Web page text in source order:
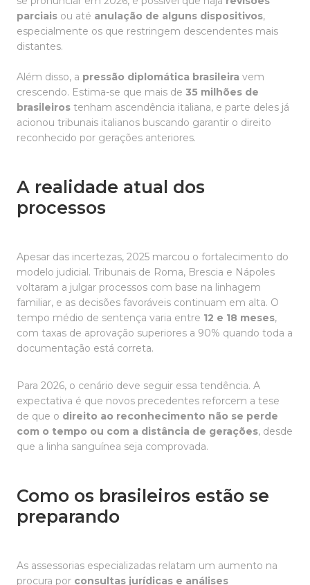
parciais ou até anulação de alguns dispositivos,
especialmente os que restringem descendentes mais
distantes.
Além disso, a pressão diplomática brasileira vem
crescendo. Estima-se que mais de 35 milhões de
brasileiros tenham ascendência italiana, e parte deles já
acionou tribunais italianos buscando garantir o direito
reconhecido por gerações anteriores.
A realidade atual dos
processos
Apesar das incertezas, 2025 marcou o fortalecimento do
modelo judicial. Tribunais de Roma, Brescia e Nápoles
voltaram a julgar processos com base na linhagem
familiar, e as decisões favoráveis continuam em alta. O
tempo médio de sentença varia entre 12 e 18 meses,
com taxas de aprovação superiores a 90% quando toda a
documentação está correta.
Para 2026, o cenário deve seguir essa tendência. A
expectativa é que novos precedentes reforcem a tese
de que o direito ao reconhecimento não se perde
com o tempo ou com a distância de gerações, desde
que a linha sanguínea seja comprovada.
Como os brasileiros estão se
preparando
As assessorias especializadas relatam um aumento na
procura por consultas jurídicas e análises